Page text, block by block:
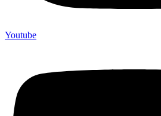
Youtube